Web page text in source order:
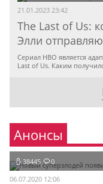
21.01.2023 23:42
The Last of Us:
Элли
Сериал HBO является
Last of Us. Каким
Анонсы
38445 0
06.07.2020 12:06